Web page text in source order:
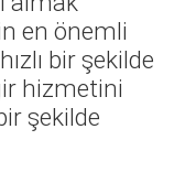
en önemli
bir şekilde
hizmetini
şekilde